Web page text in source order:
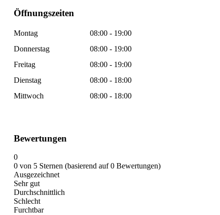
Öffnungszeiten
Montag
08:00 - 19:00
Donnerstag
08:00 - 19:00
Freitag
08:00 - 19:00
Dienstag
08:00 - 18:00
Mittwoch
08:00 - 18:00
Bewertungen
0
0 von 5 Sternen (basierend auf 0 Bewertungen)
Ausgezeichnet
Sehr gut
Durchschnittlich
Schlecht
Furchtbar